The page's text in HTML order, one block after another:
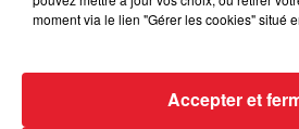
masculine dans
moment via le lien "Gérer les cookies" situé
Accepter et